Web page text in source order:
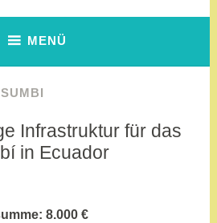
MENÜ
Infrastruktur für das
in Ecuador
8.000 €